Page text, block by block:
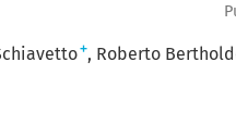
+ Roberto